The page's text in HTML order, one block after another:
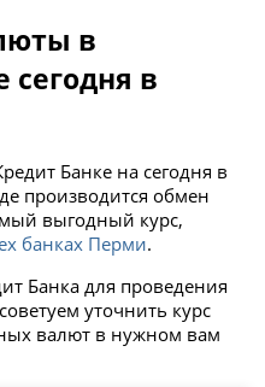
в
в
Банке на сегодня в
производится обмен
выгодный курс,
банках Перми.
Банка для проведения
уточнить курс
валют в нужном вам